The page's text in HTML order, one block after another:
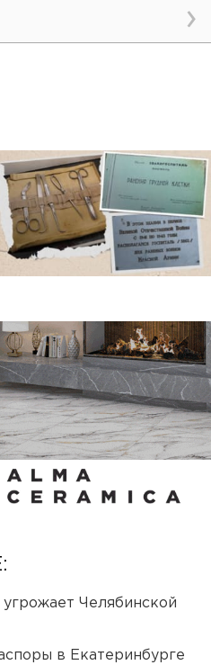
угрожает Челябинской
в Екатеринбурге